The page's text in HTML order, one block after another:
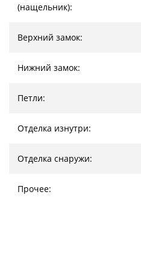
(нащельник):
Верхний замок:
Нижний замок:
Петли:
Отделка изнутри:
Отделка снаружи:
Прочее: